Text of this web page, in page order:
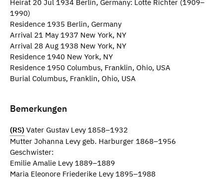
Heirat 20 Jul 1934 Berlin, Germany: Lotte Richter (1909–
1990)
Residence 1935 Berlin, Germany
Arrival 21 May 1937 New York, NY
Arrival 28 Aug 1938 New York, NY
Residence 1940 New York, NY
Residence 1950 Columbus, Franklin, Ohio, USA
Burial Columbus, Franklin, Ohio, USA
Bemerkungen
(RS) Vater Gustav Levy 1858–1932
Mutter Johanna Levy geb. Harburger 1868–1956
Geschwister:
Emilie Amalie Levy 1889–1889
Maria Eleonore Friederike Levy 1895–1988